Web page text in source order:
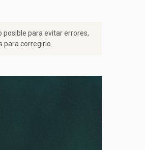
posible para evitar errores,
para corregirlo.